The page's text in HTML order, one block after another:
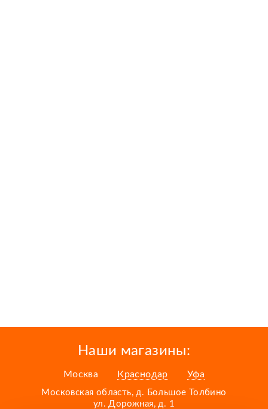
Наши магазины:
Москва Краснодар Уфа
Московская область, д. Большое Толбино
ул. Дорожная, д. 1